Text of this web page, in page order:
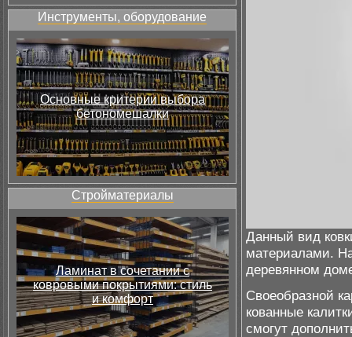
Инструменты, оборудование
Основные критерии выбора
бетономешалки
Стройматериалы
Ламинат в сочетании с
ковровыми покрытиями: стиль
и комфорт
Данный вид
материалами.
деревянном
Своеобразной
кованные
смогут